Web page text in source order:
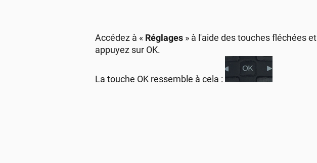
Accédez à « Réglages » à l'aide des touches fléchées et
appuyez sur OK.
La touche OK ressemble à cela :